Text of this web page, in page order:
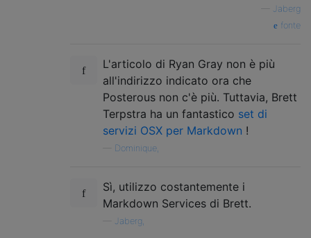
Jaberg
fonte
L'articolo di Ryan Gray non è più
all'indirizzo indicato ora che
Posterous non c'è più. Tuttavia, Brett
Terpstra ha un fantastico set di
servizi OSX per Markdown !
Dominique,
Sì, utilizzo costantemente i
Markdown Services di Brett.
Jaberg,